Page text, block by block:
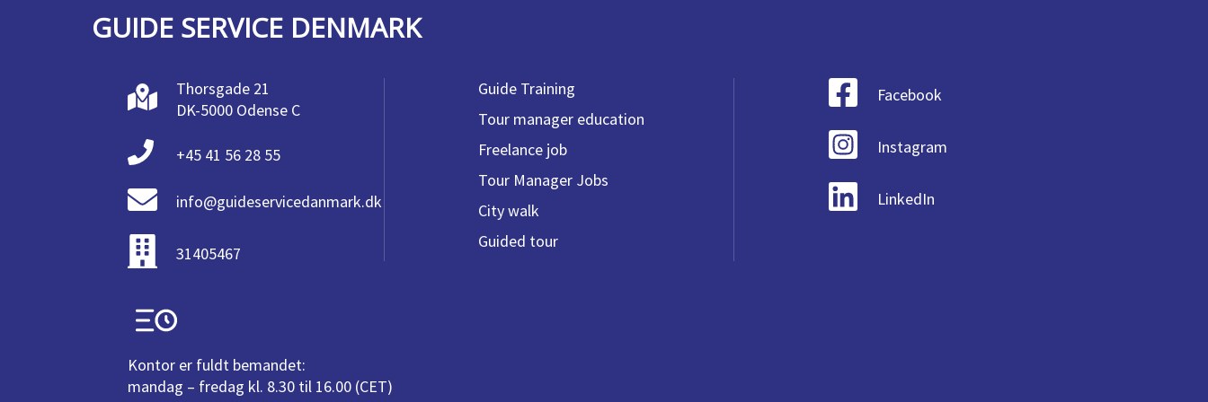
GUIDE SERVICE DENMARK
Thorsgade 21
DK-5000 Odense C
+45 41 56 28 55
info@guideservicedanmark.dk
31405467
Kontor er fuldt bemandet:
mandag – fredag kl. 8.30 til 16.00 (CET)
Guide Training
Tour manager education
Freelance job
Tour Manager Jobs
City walk
Guided tour
Facebook
Instagram
LinkedIn